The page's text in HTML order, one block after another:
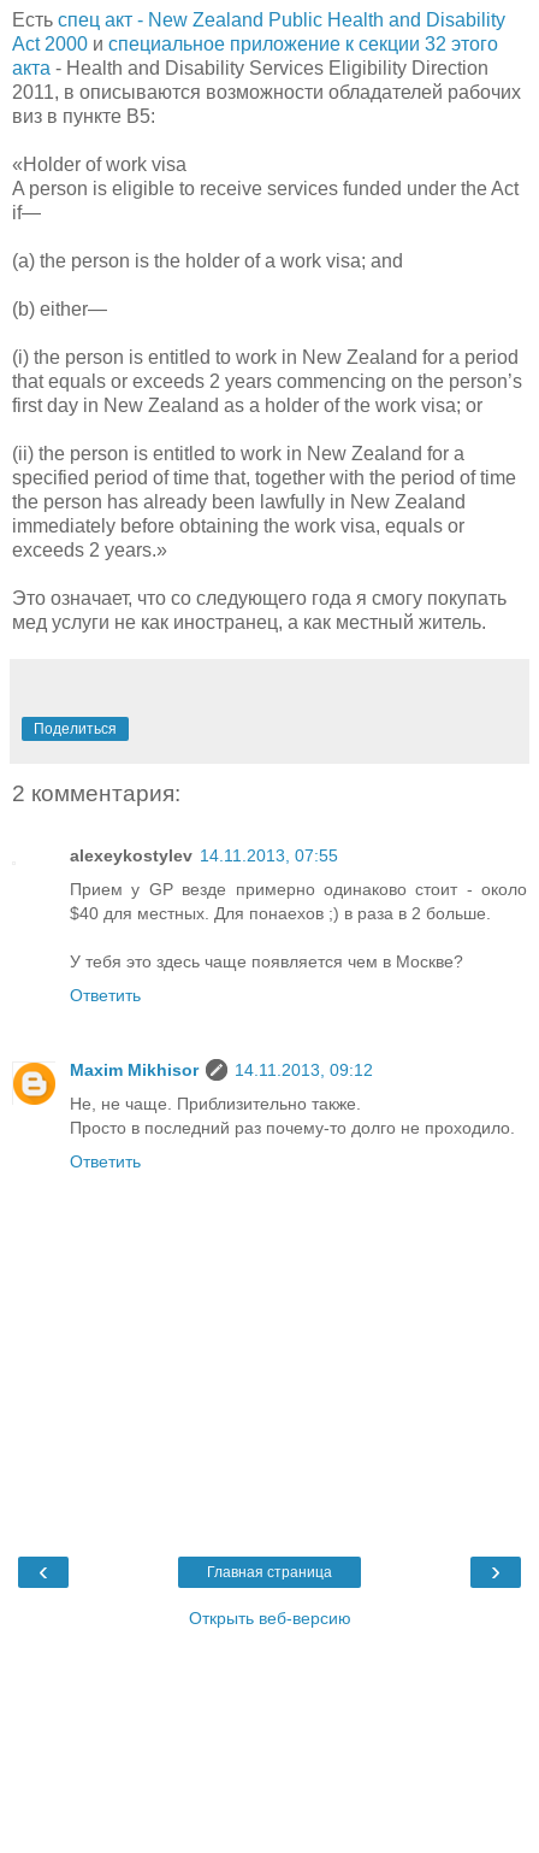
Есть спец акт - New Zealand Public Health and Disability
Act 2000 и специальное приложение к секции 32 этого
акта - Health and Disability Services Eligibility Direction
2011, в описываются возможности обладателей рабочих
виз в пункте B5:
«Holder of work visa
A person is eligible to receive services funded under the Act
if—
(a) the person is the holder of a work visa; and
(b) either—
(i) the person is entitled to work in New Zealand for a period
that equals or exceeds 2 years commencing on the person’s
first day in New Zealand as a holder of the work visa; or
(ii) the person is entitled to work in New Zealand for a
specified period of time that, together with the period of time
the person has already been lawfully in New Zealand
immediately before obtaining the work visa, equals or
exceeds 2 years.»
Это означает, что со следующего года я смогу покупать
мед услуги не как иностранец, а как местный житель.
Поделиться
2 комментария:
alexeykostylev 14.11.2013, 07:55
Прием у GP везде примерно одинаково стоит - около
$40 для местных. Для понаехов ;) в раза в 2 больше.
У тебя это здесь чаще появляется чем в Москве?
Ответить
Maxim Mikhisor
14.11.2013, 09:12
Не, не чаще. Приблизительно также.
Просто в последний раз почему-то долго не проходило.
Ответить
‹ ›
Главная страница
Открыть веб-версию